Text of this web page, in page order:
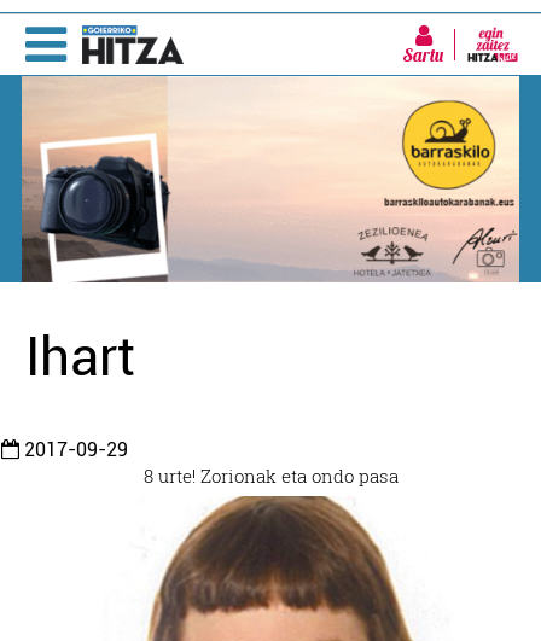
Sartu
Ihart
2017-09-29
8 urte! Zorionak eta ondo pasa